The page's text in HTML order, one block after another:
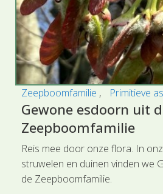
Zeepboomfamilie Primitieve
Gewone esdoorn uit
Zeepboomfamilie
Reis mee door onze flora. In
struwelen en duinen vinden we
de Zeepboomfamilie.